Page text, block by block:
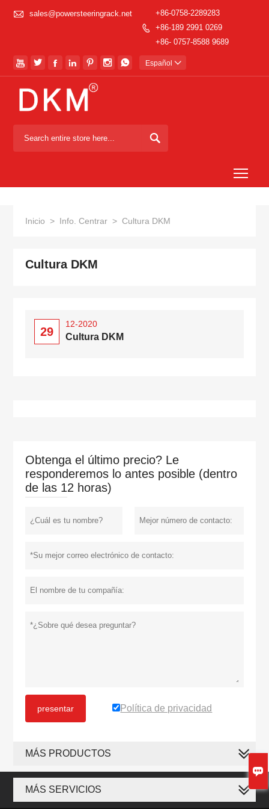

 sales@powersteeringrack.net

+86-0758-2289283
+86-189 2991 0269
+86- 0757-8588 9689
       Español 

Inicio > Info. Centrar > Cultura DKM
Cultura DKM
29
12-2020
Cultura DKM
Obtenga el último precio? Le
responderemos lo antes posible (dentro
de las 12 horas)
presentar Política de privacidad
MÁS PRODUCTOS
MÁS SERVICIOS